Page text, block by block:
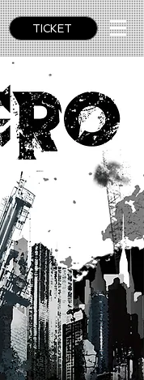
TICKET